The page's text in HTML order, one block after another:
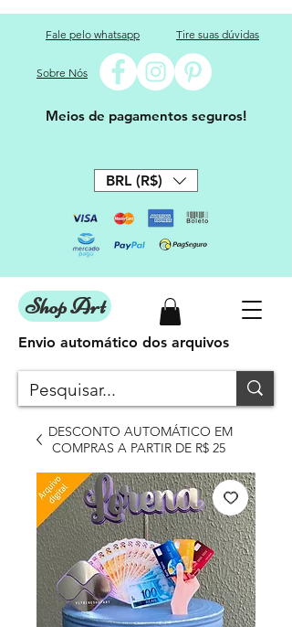
Fale pelo whatsapp Tire suas dúvidas
Sobre Nós
Meios de pagamentos seguros!
BRL (R$)
Shop Art
DESCONTO AUTOMÁTICO EM
COMPRAS A PARTIR DE R$ 25
Envio automático dos arquivos